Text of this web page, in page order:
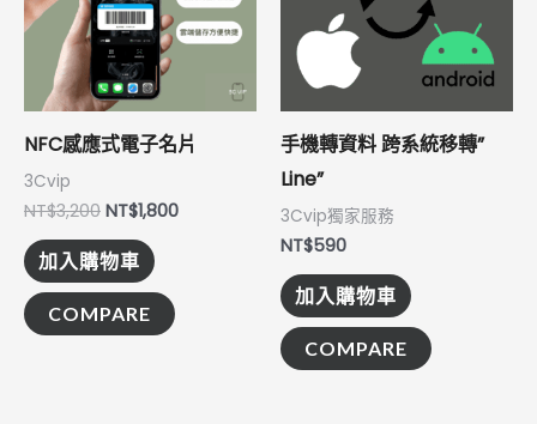
NFC感應式電子名片
3Cvip
NT$3,200 NT$1,800
加入購物車
COMPARE
手機轉資料 跨系統移轉”
Line”
3Cvip獨家服務
NT$590
加入購物車
COMPARE